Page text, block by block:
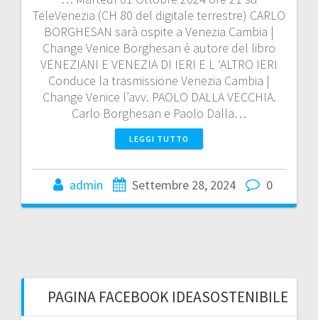
TeleVenezia (CH 80 del digitale terrestre) CARLO
BORGHESAN sarà ospite a Venezia Cambia |
Change Venice Borghesan è autore del libro
VENEZIANI E VENEZIA DI IERI E L ‘ALTRO IERI
Conduce la trasmissione Venezia Cambia |
Change Venice l’avv. PAOLO DALLA VECCHIA.
Carlo Borghesan e Paolo Dalla…
LEGGI TUTTO
admin Settembre 28, 2024 0
PAGINA FACEBOOK IDEASOSTENIBILE